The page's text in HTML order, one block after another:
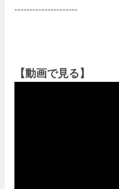
---------------------
【動画で見る】